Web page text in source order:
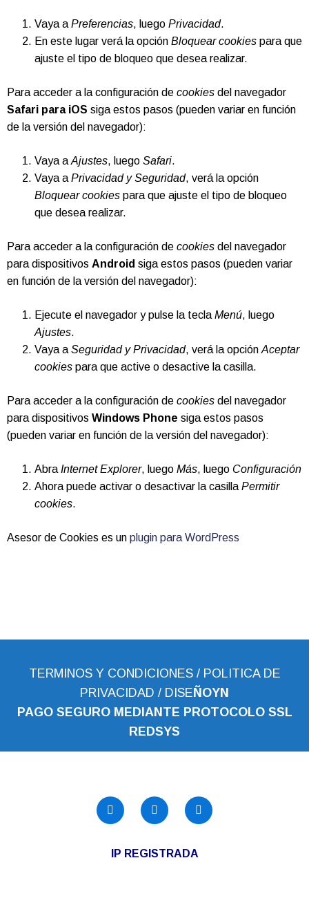
Vaya a Preferencias, luego Privacidad.
En este lugar verá la opción Bloquear cookies para que
ajuste el tipo de bloqueo que desea realizar.
Para acceder a la configuración de cookies del navegador
Safari para iOS siga estos pasos (pueden variar en función
de la versión del navegador):
Vaya a Ajustes, luego Safari.
Vaya a Privacidad y Seguridad, verá la opción
Bloquear cookies para que ajuste el tipo de bloqueo
que desea realizar.
Para acceder a la configuración de cookies del navegador
para dispositivos Android siga estos pasos (pueden variar
en función de la versión del navegador):
Ejecute el navegador y pulse la tecla Menú, luego
Ajustes.
Vaya a Seguridad y Privacidad, verá la opción Aceptar
cookies para que active o desactive la casilla.
Para acceder a la configuración de cookies del navegador
para dispositivos Windows Phone siga estos pasos
(pueden variar en función de la versión del navegador):
Abra Internet Explorer, luego Más, luego Configuración
Ahora puede activar o desactivar la casilla Permitir
cookies.
Asesor de Cookies es un plugin para WordPress
TERMINOS Y CONDICIONES/ POLITICA DE
PRIVACIDAD / DISE ÑOYN
PAGO SEGURO MEDIANTE PROTOCOLO SSL
REDSYS
IP REGISTRADA